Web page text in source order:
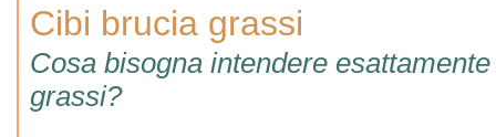
Cibi brucia grassi
Cosa bisogna intendere
grassi?